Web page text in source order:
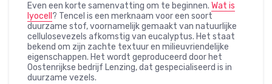
Even een korte samenvatting om te beginnen. Wat is
lyocell ? Tencel is een merknaam voor een soort
duurzame stof, voornamelijk gemaakt van natuurlijke
cellulosevezels afkomstig van eucalyptus. Het staat
bekend om zijn zachte textuur en milieuvriendelijke
eigenschappen. Het wordt geproduceerd door het
Oostenrijkse bedrijf Lenzing, dat gespecialiseerd is in
duurzame vezels.